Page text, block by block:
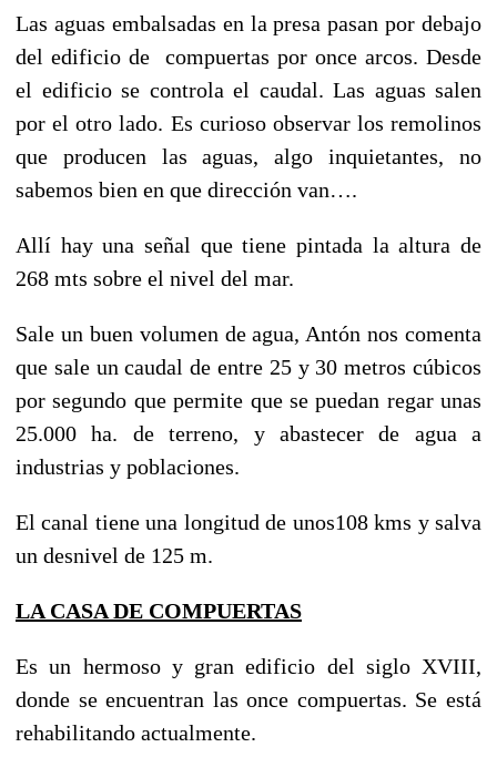
Las aguas embalsadas en la presa pasan por debajo
del edificio de compuertas por once arcos. Desde
el edificio se controla el caudal. Las aguas salen
por el otro lado. Es curioso observar los remolinos
que producen las aguas, algo inquietantes, no
sabemos bien en que dirección van….
Allí hay una señal que tiene pintada la altura de
268 mts sobre el nivel del mar.
Sale un buen volumen de agua, Antón nos comenta
que sale un caudal de entre 25 y 30 metros cúbicos
por segundo que permite que se puedan regar unas
25.000 ha. de terreno, y abastecer de agua a
industrias y poblaciones.
El canal tiene una longitud de unos108 kms y salva
un desnivel de 125 m.
LA CASA DE COMPUERTAS
Es un hermoso y gran edificio del siglo XVIII,
donde se encuentran las once compuertas. Se está
rehabilitando actualmente.